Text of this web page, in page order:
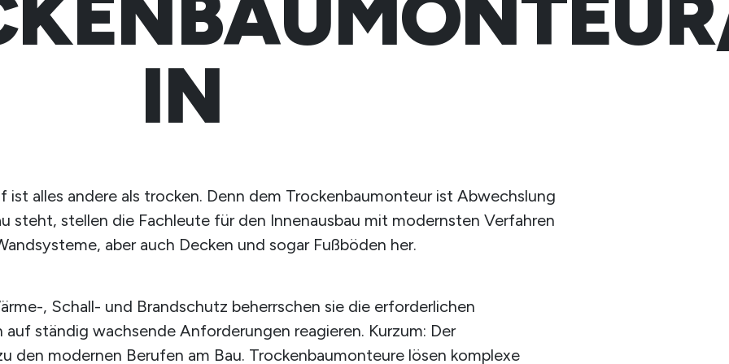
IN
ist alles andere als trocken. Denn dem Trockenbaumonteur ist Abwechslung
steht, stellen die Fachleute für den Innenausbau mit modernsten Verfahren
aber auch Decken und sogar Fußböden her.
, Schall- und Brandschutz beherrschen sie die erforderlichen
ständig wachsende Anforderungen reagieren. Kurzum: Der
den modernen Berufen am Bau. Trockenbaumonteure lösen komplexe